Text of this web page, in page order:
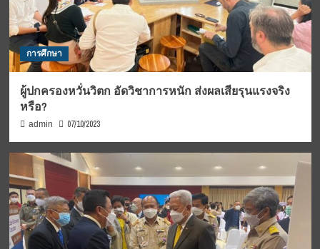
การศึกษา
ผู้ปกครองหวั่นวิตก อัดวิชาการหนัก ส่งผลเสียรุนแรงจริง
หรือ?
admin 07/10/2023